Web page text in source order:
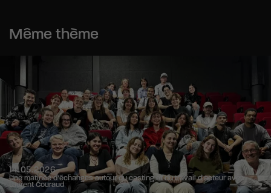
Même thème
14.05.2026
Une matinée d’échanges autour du casting et du travail d’acteur avec
Laurent Couraud